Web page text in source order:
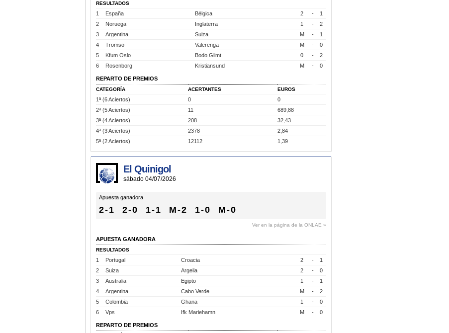
RESULTADOS
1 España Bélgica 2 -
1
2
Noruega Inglaterra 1 -
2
3
Argentina Suiza M -
1
4
Tromso Valerenga M -
0
5
Kfum Oslo Bodo Glimt 0 -
2
6
Rosenborg Kristiansund M - 0
REPARTO DE PREMIOS
CATEGORÍA ACERTANTES EUROS
1ª (6 Aciertos) 0
0
2ª (5 Aciertos)
11
689,88
3ª (4 Aciertos)
208
32,43
4ª (3 Aciertos)
2378
2,84
5ª (2 Aciertos)
12112 1,39
El Quinigol
sábado 04/07/2026
Apuesta ganadora
2-1 2-0 1-1 M-2 1-0 M-0
Ver en la página de la ONLAE »
APUESTA GANADORA
RESULTADOS
1 Portugal Croacia 2 -
1
2
Suiza Argelia 2 -
0
3
Australia Egipto 1 -
1
4
Argentina Cabo Verde M -
2
5
Colombia Ghana 1 -
0
6
Vps Ifk Mariehamn M - 0
REPARTO DE PREMIOS